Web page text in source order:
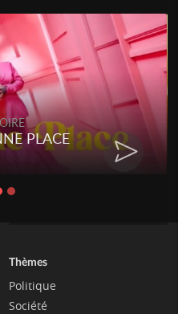
PLACE
Thèmes
Politique
Société